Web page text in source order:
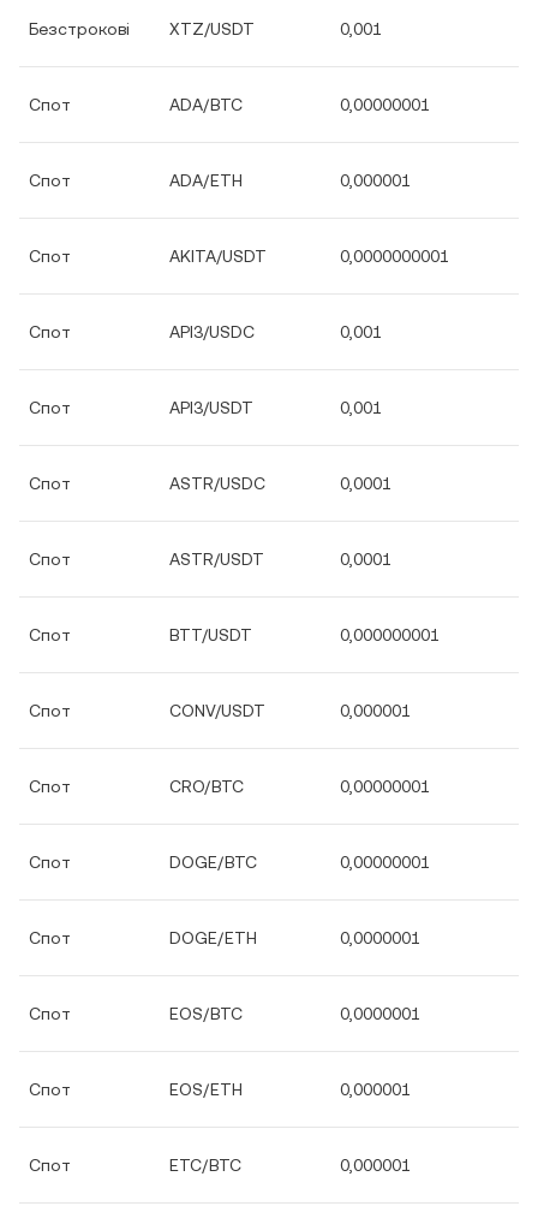
Безстрокові XTZ/USDT 0,001
Спот ADA/BTC 0,00000001
Спот ADA/ETH 0,000001
Спот AKITA/USDT 0,0000000001
Спот API3/USDC 0,001
Спот API3/USDT 0,001
Спот ASTR/USDC 0,0001
Спот ASTR/USDT 0,0001
Спот BTT/USDT 0,000000001
Спот CONV/USDT 0,000001
Спот CRO/BTC 0,00000001
Спот DOGE/BTC 0,00000001
Спот DOGE/ETH 0,0000001
Спот EOS/BTC 0,0000001
Спот EOS/ETH 0,000001
Спот ETC/BTC 0,000001